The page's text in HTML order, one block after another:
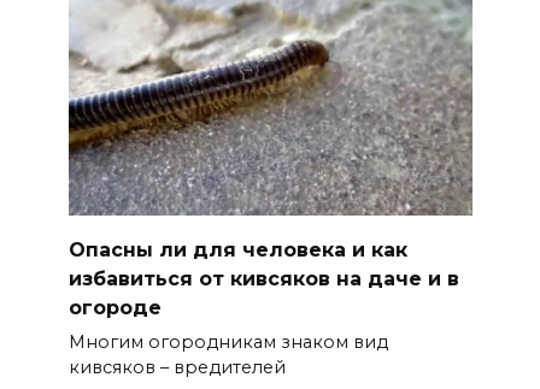
Опасны ли для человека и как
избавиться от кивсяков на даче и в
огороде
Многим огородникам знаком вид
кивсяков – вредителей